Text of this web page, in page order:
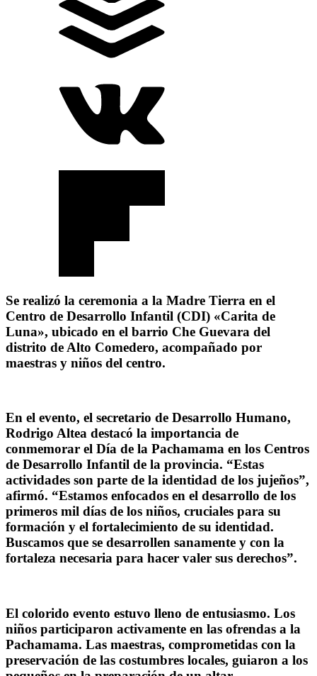
Se realizó la ceremonia a la Madre Tierra en el
Centro de Desarrollo Infantil (CDI) «Carita de
Luna», ubicado en el barrio Che Guevara del
distrito de Alto Comedero, acompañado por
maestras y niños del centro.
En el evento, el secretario de Desarrollo Humano,
Rodrigo Altea destacó la importancia de
conmemorar el Día de la Pachamama en los Centros
de Desarrollo Infantil de la provincia. “Estas
actividades son parte de la identidad de los jujeños”,
afirmó. “Estamos enfocados en el desarrollo de los
primeros mil días de los niños, cruciales para su
formación y el fortalecimiento de su identidad.
Buscamos que se desarrollen sanamente y con la
fortaleza necesaria para hacer valer sus derechos”.
El colorido evento estuvo lleno de entusiasmo. Los
niños participaron activamente en las ofrendas a la
Pachamama. Las maestras, comprometidas con la
preservación de las costumbres locales, guiaron a los